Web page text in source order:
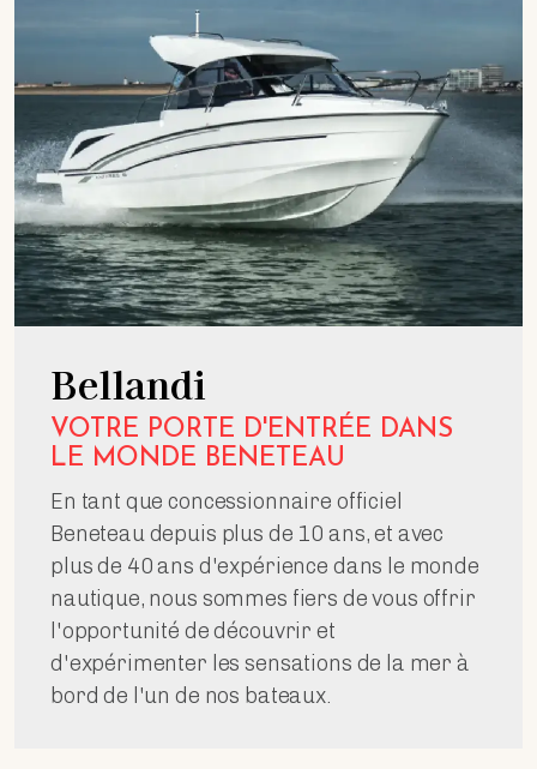
Bellandi
VOTRE PORTE D'ENTRÉE DANS
LE MONDE BENETEAU
En tant que concessionnaire officiel
Beneteau depuis plus de 10 ans, et avec
plus de 40 ans d'expérience dans le monde
nautique, nous sommes fiers de vous offrir
l'opportunité de découvrir et
d'expérimenter les sensations de la mer à
bord de l'un de nos bateaux.